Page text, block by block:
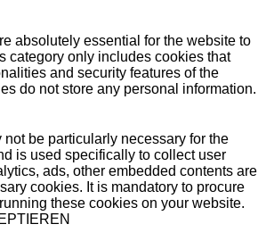
absolutely essential for the website to
category only includes cookies that
and security features of the
do not store any personal information.
be particularly necessary for the
is used specifically to collect user
ads, other embedded contents are
cookies. It is mandatory to procure
these cookies on your website.